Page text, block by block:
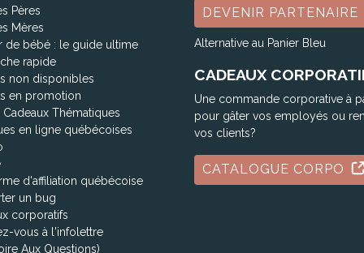
Pères
Mères
de bébé : le guide ultime
rapide
non disponibles
en promotion
Thématiques
en ligne québécoises
d'affiliation québécoise
un bug
corporatifs
vous à l'infolettre
Aux Questions)
DEVENIR PARTENAIRE
Alternative au Panier Bleu
CADEAUX
Une commande corporative à
pour gâter vos employés ou
vos clients?
CATALOGUE CORPO